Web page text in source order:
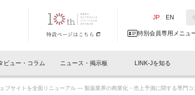
JP EN
特別会員専用メニュ
ビュー・コラム ニュース・掲示板 LINK-Jを知る
ブサイトを全面リニューアル — 製薬業界の商業化・売上予測に関する専門コ